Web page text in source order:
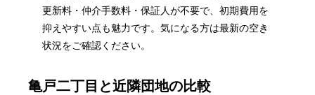
更新料・仲介手数料・保証人が不要で、初期費用を
抑えやすい点も魅力です。気になる方は最新の空き
状況をご確認ください。
亀戸二丁目 と近隣団地の比較